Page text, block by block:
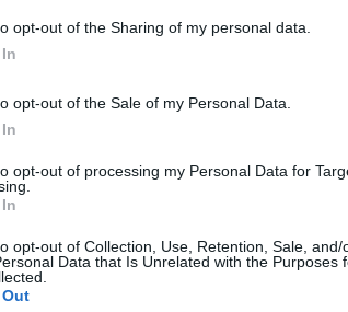
opt-out of the Sharing of my personal data.
opt-out of the Sale of my Personal Data.
opt-out of processing my Personal Data for
opt-out of Collection, Use, Retention, Sale, and/
Data that Is Unrelated with the Purposes